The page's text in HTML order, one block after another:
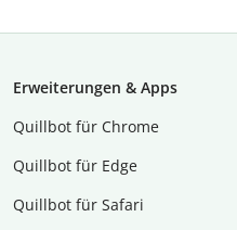
Erweiterungen & Apps
Quillbot für Chrome
Quillbot für Edge
Quillbot für Safari